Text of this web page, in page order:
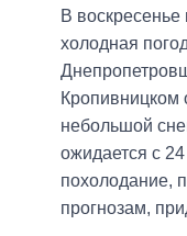
В воскресенье
холодная
Кропивницком
небольшой
ожидается с
похолодание,
прогнозам,